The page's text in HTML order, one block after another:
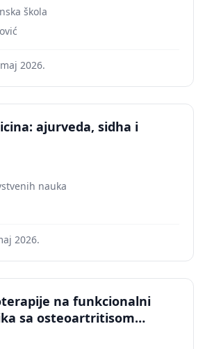
škola
2026.
ajurveda, sidha i
nauka
2026.
na funkcionalni
sa osteoartritisom